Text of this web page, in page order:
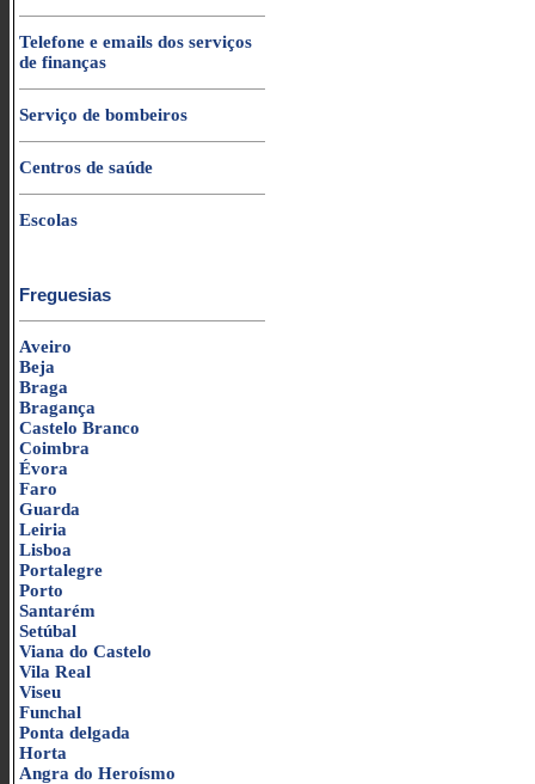
Telefone e emails dos serviços
de finanças
Serviço de bombeiros
Centros de saúde
Escolas
Freguesias
Aveiro
Beja
Braga
Bragança
Castelo Branco
Coimbra
Évora
Faro
Guarda
Leiria
Lisboa
Portalegre
Porto
Santarém
Setúbal
Viana do Castelo
Vila Real
Viseu
Funchal
Ponta delgada
Horta
Angra do Heroísmo